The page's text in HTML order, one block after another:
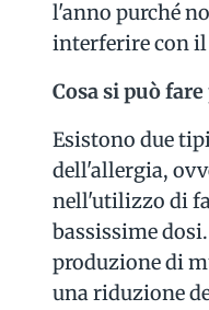
l'anno purché
interferire con
Cosa si può
Esistono due
dell'allergia,
nell'utilizzo di
bassissime
produzione di
una riduzione